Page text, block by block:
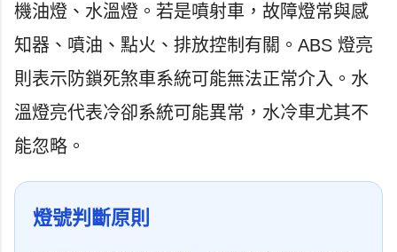
機油燈、水溫燈。若是噴射車，故障燈常與感
知器、噴油、點火、排放控制有關。ABS 燈亮
則表示防鎖死煞車系統可能無法正常介入。水
溫燈亮代表冷卻系統可能異常，水冷車尤其不
能忽略。
燈號判斷原則